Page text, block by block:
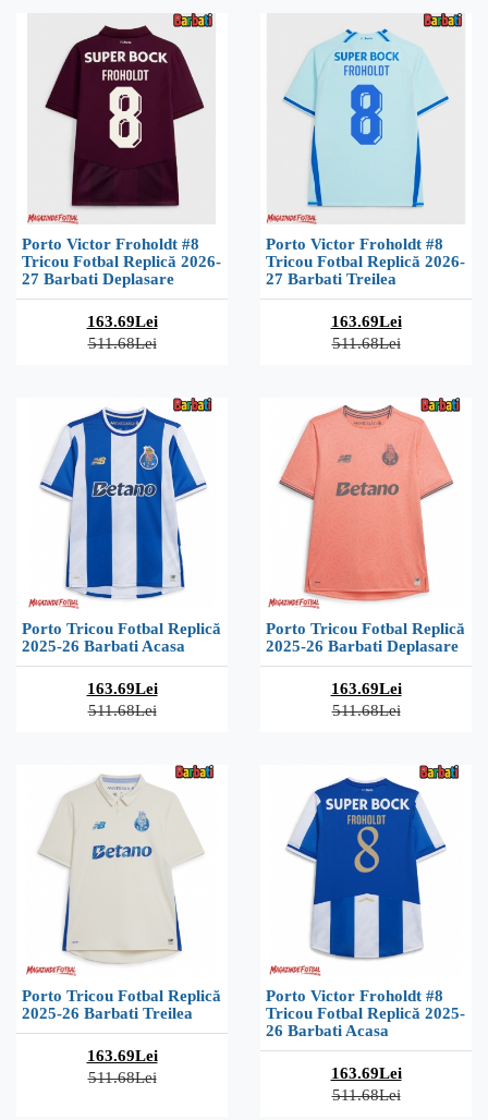
Porto Victor Froholdt #8
Tricou Fotbal Replică 2026-
27 Barbati Deplasare
163.69Lei
511.68Lei
Porto Victor Froholdt #8
Tricou Fotbal Replică 2026-
27 Barbati Treilea
163.69Lei
511.68Lei
Porto Tricou Fotbal Replică
2025-26 Barbati Acasa
163.69Lei
511.68Lei
Porto Tricou Fotbal Replică
2025-26 Barbati Deplasare
163.69Lei
511.68Lei
Porto Tricou Fotbal Replică
2025-26 Barbati Treilea
163.69Lei
511.68Lei
Porto Victor Froholdt #8
Tricou Fotbal Replică 2025-
26 Barbati Acasa
163.69Lei
511.68Lei